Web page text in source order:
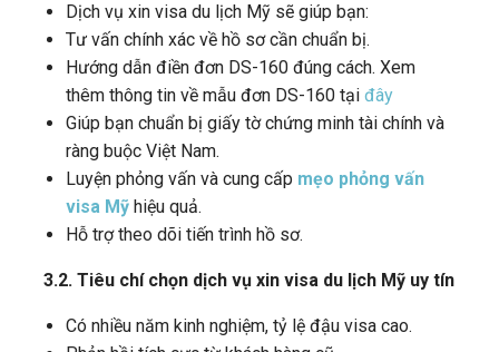
Dịch vụ xin visa du lịch Mỹ sẽ giúp bạn:
Tư vấn chính xác về hồ sơ cần chuẩn bị.
Hướng dẫn điền đơn DS-160 đúng cách. Xem
thêm thông tin về mẫu đơn DS-160 tại đây
Giúp bạn chuẩn bị giấy tờ chứng minh tài chính và
ràng buộc Việt Nam.
Luyện phỏng vấn và cung cấp mẹo phỏng vấn
visa Mỹ hiệu quả.
Hỗ trợ theo dõi tiến trình hồ sơ.
3.2. Tiêu chí chọn dịch vụ xin visa du lịch Mỹ uy tín
Có nhiều năm kinh nghiệm, tỷ lệ đậu visa cao.